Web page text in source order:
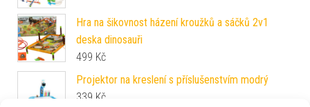
Hra na šikovnost házení kroužků a sáčků 2v1
deska dinosauři
499 Kč
Projektor na kreslení s příslušenstvím modrý
339 Kč